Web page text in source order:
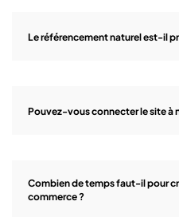
Le référencement naturel est-il
Pouvez-vous connecter le site à
Combien de temps faut-il pour
commerce ?